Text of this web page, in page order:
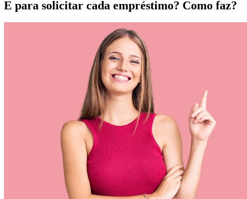
E para solicitar cada empréstimo? Como faz?